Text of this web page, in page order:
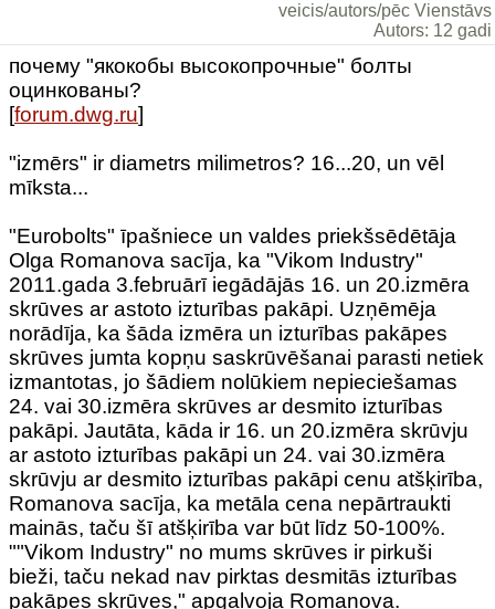
veicis/autors/pēc Vienstāvs
Autors: 12 gadi
почему "якокобы высокопрочные" болты
оцинкованы?
[forum.dwg.ru]
"izmērs" ir diametrs milimetros? 16...20, un vēl
mīksta...
"Eurobolts" īpašniece un valdes priekšsēdētāja
Olga Romanova sacīja, ka "Vikom Industry"
2011.gada 3.februārī iegādājās 16. un 20.izmēra
skrūves ar astoto izturības pakāpi. Uzņēmēja
norādīja, ka šāda izmēra un izturības pakāpes
skrūves jumta kopņu saskrūvēšanai parasti netiek
izmantotas, jo šādiem nolūkiem nepieciešamas
24. vai 30.izmēra skrūves ar desmito izturības
pakāpi. Jautāta, kāda ir 16. un 20.izmēra skrūvju
ar astoto izturības pakāpi un 24. vai 30.izmēra
skrūvju ar desmito izturības pakāpi cenu atšķirība,
Romanova sacīja, ka metāla cena nepārtraukti
mainās, taču šī atšķirība var būt līdz 50-100%.
""Vikom Industry" no mums skrūves ir pirkuši
bieži, taču nekad nav pirktas desmitās izturības
pakāpes skrūves," apgalvoja Romanova.